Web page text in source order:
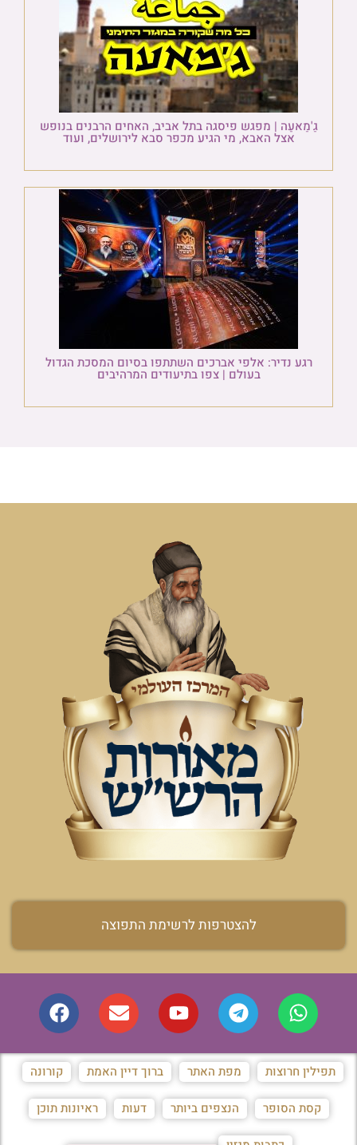
גַ'מַאעַה | מפגש פיסגה בתל אביב, האחים הרבנים בנופש
אצל האבא, מי הגיע מכפר סבא לירושלים, ועוד
רגע נדיר: אלפי אברכים השתתפו בסיום המסכת הגדול
בעולם | צפו בתיעודים המרהיבים
להצטרפות לרשימת התפוצה
תפילין חרוצות מפת האתר ברוך דיין האמת קורונה
קסת הסופר הנצפים ביותר דעות ראיונות תוכן